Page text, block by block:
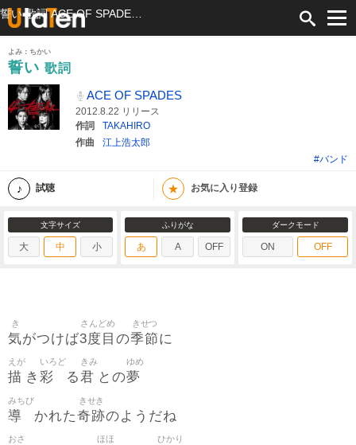
よみ：ちかい
誓い 歌詞
ACE OF SPADES
2012.8.22 リリース
作詞
TAKAHIRO
作曲
江上浩太郎
#バンド
試聴 ★ お気に入り登録
文字サイズ
大 中 小
ふりがな
あ A OFF
ダークモード
ON OFF
気
き
がつけば3度目
さんどめ
の季節
きせつ
に
描
えが
き 彩
いろど
る君
きみ
との夢
ゆめ
導
みちび
かれた奇跡
きせき
のようだね
おさ ほほ ひかり